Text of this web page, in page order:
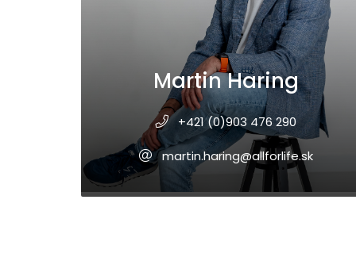
Martin Haring
+421 (0)903 476 290
martin.haring@allforlife.sk